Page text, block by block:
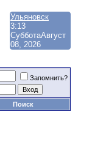
Ульяновск
3:13
СубботаАвгуст
08, 2026
Запомнить?
Поиск